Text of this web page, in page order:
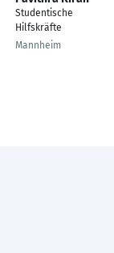
Studentische
Hilfskräfte
Mannheim